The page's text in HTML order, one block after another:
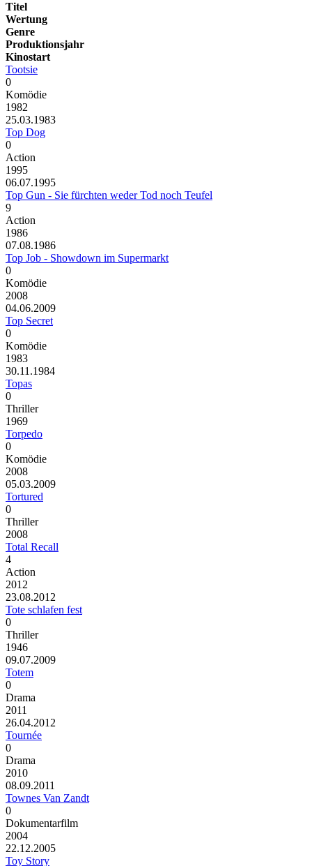
Titel
Wertung
Genre
Produktionsjahr
Kinostart
Tootsie
0
Komödie
1982
25.03.1983
Top Dog
0
Action
1995
06.07.1995
Top Gun - Sie fürchten weder Tod noch Teufel
9
Action
1986
07.08.1986
Top Job - Showdown im Supermarkt
0
Komödie
2008
04.06.2009
Top Secret
0
Komödie
1983
30.11.1984
Topas
0
Thriller
1969
Torpedo
0
Komödie
2008
05.03.2009
Tortured
0
Thriller
2008
Total Recall
4
Action
2012
23.08.2012
Tote schlafen fest
0
Thriller
1946
09.07.2009
Totem
0
Drama
2011
26.04.2012
Tournée
0
Drama
2010
08.09.2011
Townes Van Zandt
0
Dokumentarfilm
2004
22.12.2005
Toy Story